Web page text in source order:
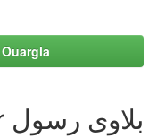
Browsing by Author بلاوی رسول